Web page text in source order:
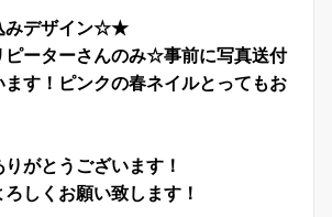
みデザイン☆★
ピーターさんのみ☆事前に写真送付
ます！ピンクの春ネイルとってもお
がとうございます！
しくお願い致します！